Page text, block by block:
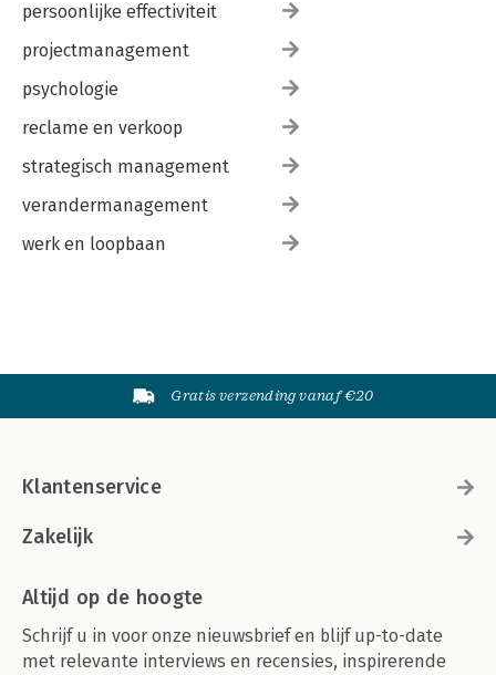
persoonlijke effectiviteit
projectmanagement
psychologie
reclame en verkoop
strategisch management
verandermanagement
werk en loopbaan
Gratis verzending vanaf €20
Klantenservice
Zakelijk
Altijd op de hoogte
Schrijf u in voor onze nieuwsbrief en blijf up-to-date
met relevante interviews en recensies, inspirerende